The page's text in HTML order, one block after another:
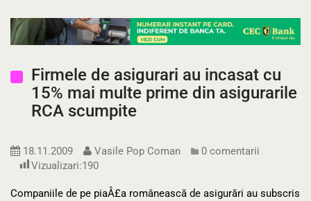
Firmele de asigurari au incasat cu
15% mai multe prime din asigurarile
RCA scumpite
18.11.2009 Vasile Pop Coman
0 comentarii
Vizualizari:190
Companiile de pe piaÅ£a românească de asigurări au subscris